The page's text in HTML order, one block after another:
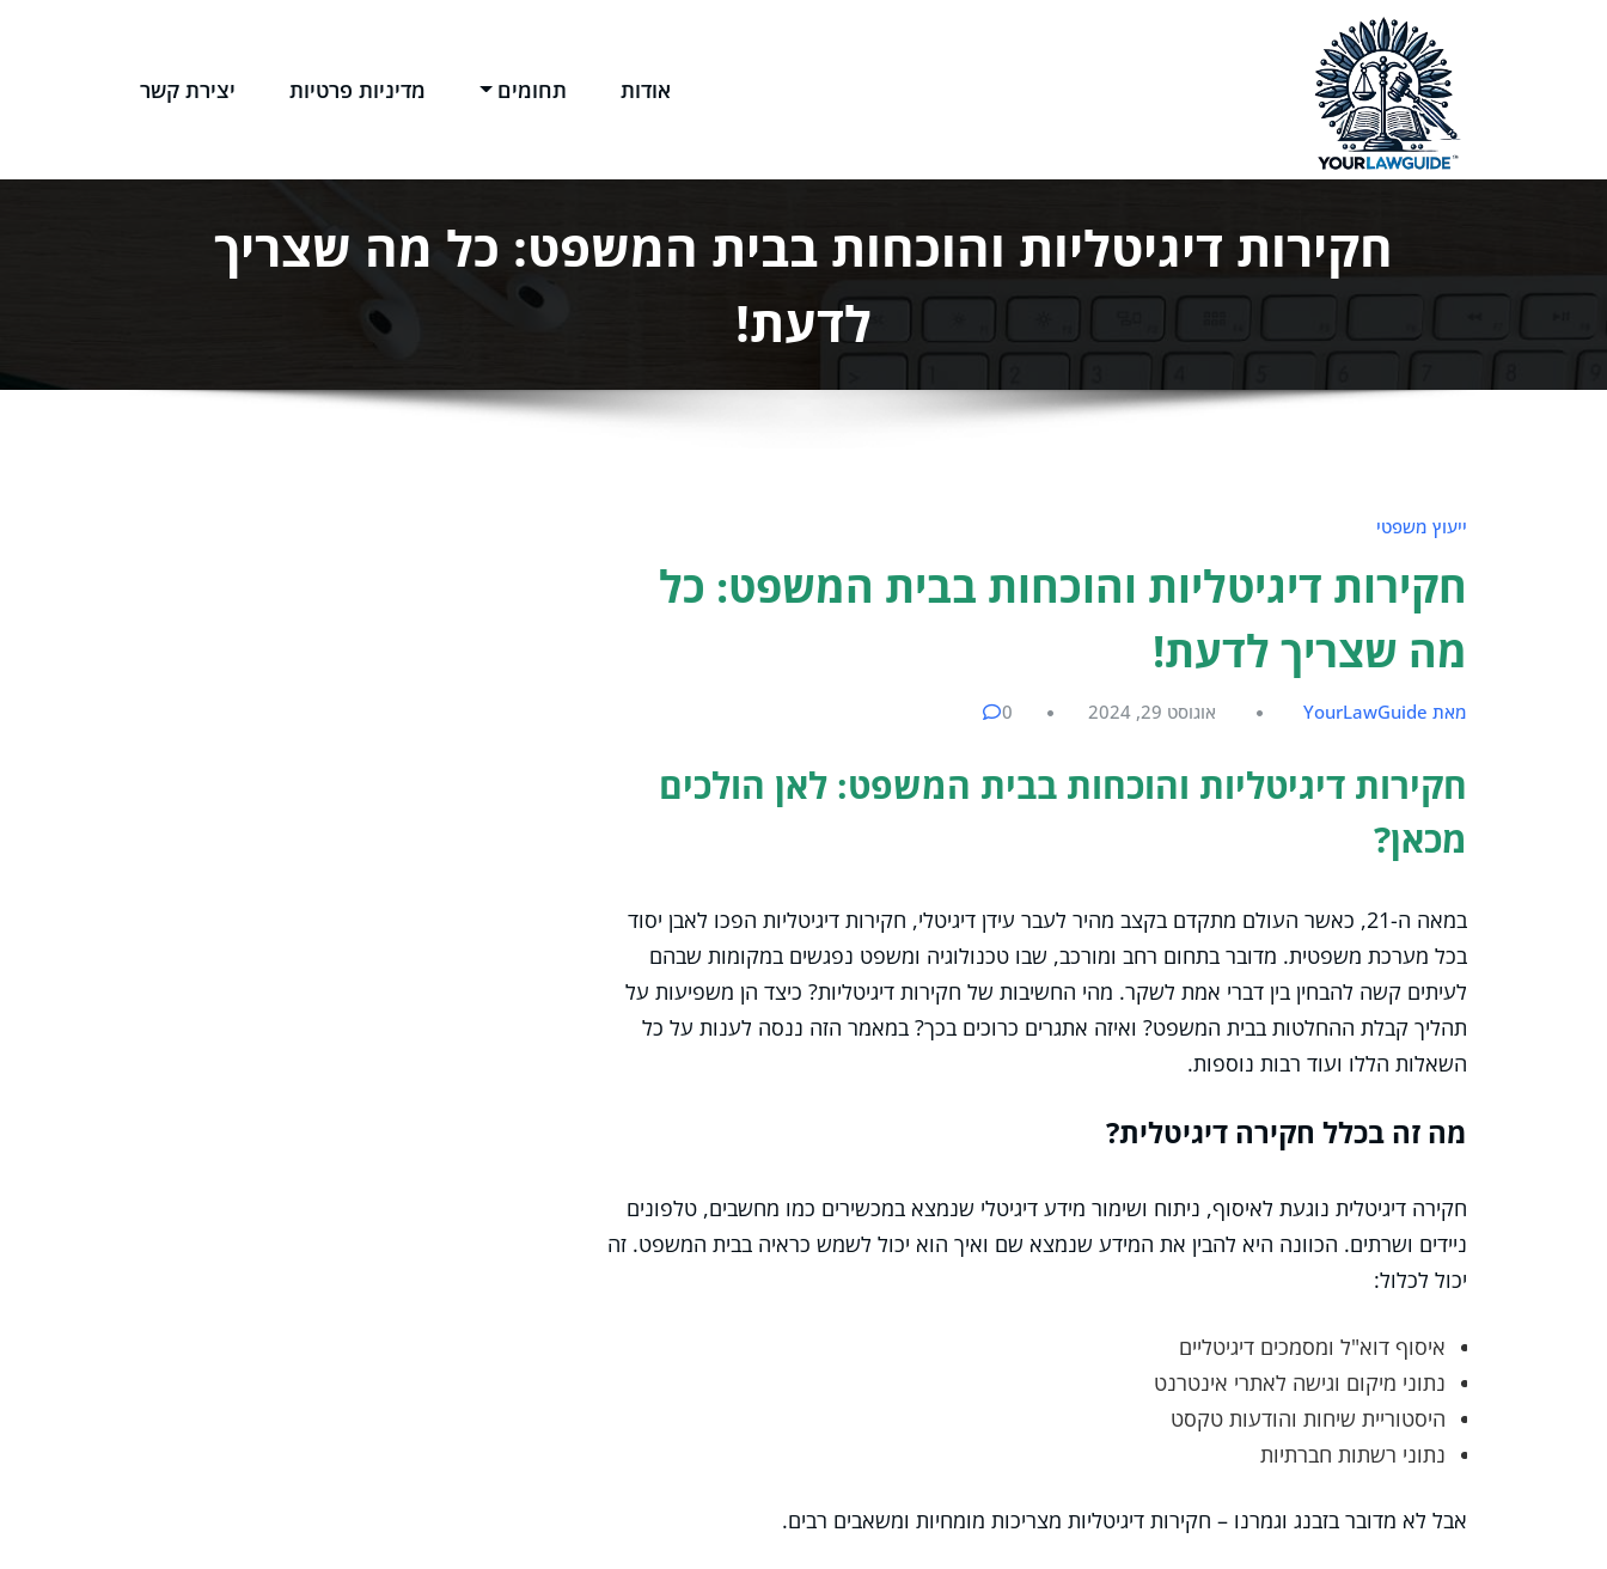
אודות תחומים מדיניות פרטיות יצירת קשר
חקירות דיגיטליות והוכחות בבית המשפט: כל מה שצריך
לדעת!
ייעוץ משפטי
חקירות דיגיטליות והוכחות בבית המשפט: כל
מה שצריך לדעת!
מאת YourLawGuide אוגוסט 29, 2024 0
חקירות דיגיטליות והוכחות בבית המשפט: לאן הולכים
מכאן?
במאה ה-21, כאשר העולם מתקדם בקצב מהיר לעבר עידן דיגיטלי, חקירות דיגיטליות הפכו לאבן יסוד
בכל מערכת משפטית. מדובר בתחום רחב ומורכב, שבו טכנולוגיה ומשפט נפגשים במקומות שבהם
לעיתים קשה להבחין בין דברי אמת לשקר. מהי החשיבות של חקירות דיגיטליות? כיצד הן משפיעות על
תהליך קבלת ההחלטות בבית המשפט? ואיזה אתגרים כרוכים בכך? במאמר הזה ננסה לענות על כל
השאלות הללו ועוד רבות נוספות.
מה זה בכלל חקירה דיגיטלית?
חקירה דיגיטלית נוגעת לאיסוף, ניתוח ושימור מידע דיגיטלי שנמצא במכשירים כמו מחשבים, טלפונים
ניידים ושרתים. הכוונה היא להבין את המידע שנמצא שם ואיך הוא יכול לשמש כראיה בבית המשפט. זה
יכול לכלול:
איסוף דוא"ל ומסמכים דיגיטליים
נתוני מיקום וגישה לאתרי אינטרנט
היסטוריית שיחות והודעות טקסט
נתוני רשתות חברתיות
אבל לא מדובר בזבנג וגמרנו – חקירות דיגיטליות מצריכות מומחיות ומשאבים רבים.